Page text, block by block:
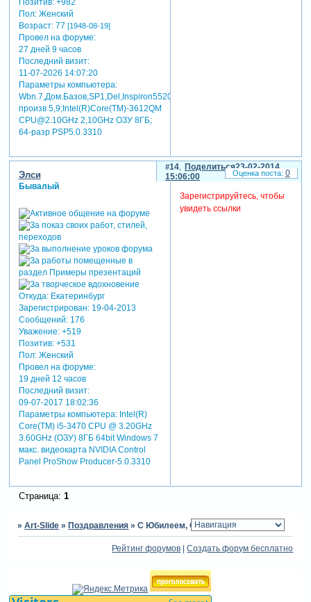
Пол:Женский
Возраст:77 [1948-08-19]
Провел на форуме:
27 дней 9 часов
Последний визит:
11-07-2026 14:07:20
Параметры компьютера:
Wbn.7,Дом.Базов,SP1,Del,Inspiron5520,индекс
произв 5,9;Intel(R)Core(TM)-3612QM
CPU@2.10GHz 2,10GHz ОЗУ 8ГБ;
64-разр PSP5.0.3310
Поделиться
14
23-02-2014
15:06:00
Элси
Бывалый
Откуда:Екатеринбург
Зарегистрирован: 19-04-2013
Сообщений:176
Уважение: +519
Позитив: +531
Пол:Женский
Провел на форуме:
19 дней 12 часов
Последний визит:
09-07-2017 18:02:36
Параметры компьютера:Intel(R)
Core(TM) i5-3470 CPU @ 3.20GHz
3.60GHz (ОЗУ) 8ГБ 64bit Windows 7
макс. видеокарта NVIDIA Control
Panel ProShow Producer-5.0.3310
Зарегистрируйтесь, чтобы
увидеть ссылки
0
Страница: 1
»Art-Slide » Поздравления »С Юбилеем, Ольга (snejinka-)!!!
Рейтинг форумов |Создать форум бесплатно